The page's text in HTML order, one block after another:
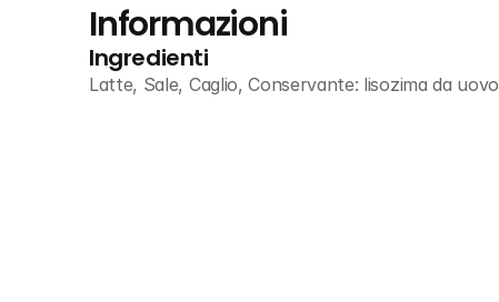
Informazioni
Ingredienti
Latte, Sale, Caglio, Conservante: lisozima da uovo